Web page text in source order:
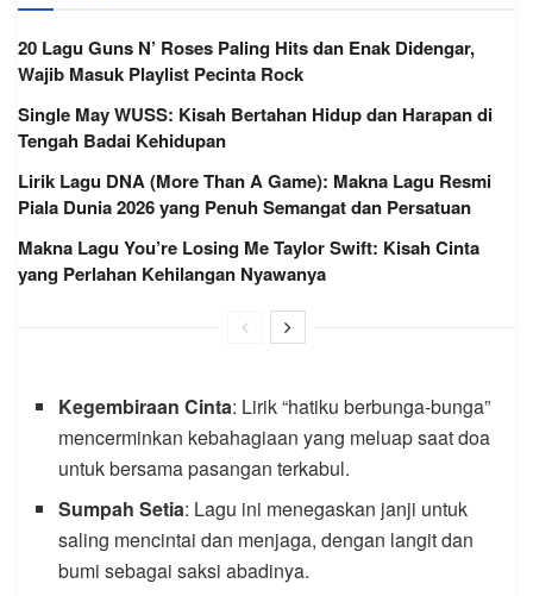
20 Lagu Guns N’ Roses Paling Hits dan Enak Didengar,
Wajib Masuk Playlist Pecinta Rock
Single May WUSS: Kisah Bertahan Hidup dan Harapan di
Tengah Badai Kehidupan
Lirik Lagu DNA (More Than A Game): Makna Lagu Resmi
Piala Dunia 2026 yang Penuh Semangat dan Persatuan
Makna Lagu You’re Losing Me Taylor Swift: Kisah Cinta
yang Perlahan Kehilangan Nyawanya
Kegembiraan Cinta: Lirik “hatiku berbunga-bunga”
mencerminkan kebahagiaan yang meluap saat doa
untuk bersama pasangan terkabul.
Sumpah Setia: Lagu ini menegaskan janji untuk
saling mencintai dan menjaga, dengan langit dan
bumi sebagai saksi abadinya.